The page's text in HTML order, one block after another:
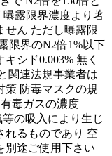
曝露限界濃度より著
せん ただし曝露限
限界のN2倍1%以下
シド0.003% 無く
関連法規事業者は
策 防毒マスクの規
毒ガスの濃度
等の吸入により生じ
れるものであり 空
別途ご使用下さい